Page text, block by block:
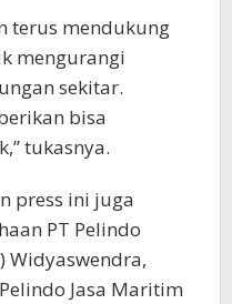
terus mendukung
mengurangi
sekitar.
bisa
tukasnya.
press ini juga
PT Pelindo
Widyaswendra,
Jasa Maritim